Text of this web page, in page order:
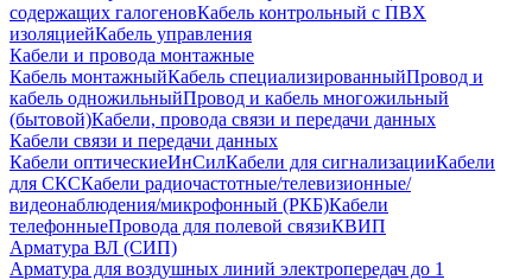
содержащих галогеновКабель контрольный с ПВХ
изоляциейКабель управления
Кабели и провода монтажные
Кабель монтажныйКабель специализированныйПровод и
кабель одножильныйПровод и кабель многожильный
(бытовой)Кабели, провода связи и передачи данных
Кабели связи и передачи данных
Кабели оптическиеИнСилКабели для сигнализацииКабели
для СКСКабели радиочастотные/телевизионные/
видеонаблюдения/микрофонный (РКБ)Кабели
телефонныеПровода для полевой связиКВИП
Арматура ВЛ (СИП)
Арматура для воздушных линий электропередач до 1